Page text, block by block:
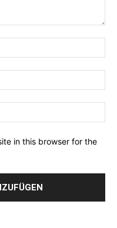
in this browser for the